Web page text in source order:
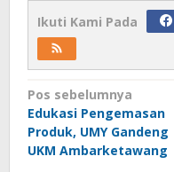
Ikuti Kami Pada
Navigasi
pos
Pos sebelumnya
Edukasi Pengemasan
Produk, UMY Gandeng
UKM Ambarketawang